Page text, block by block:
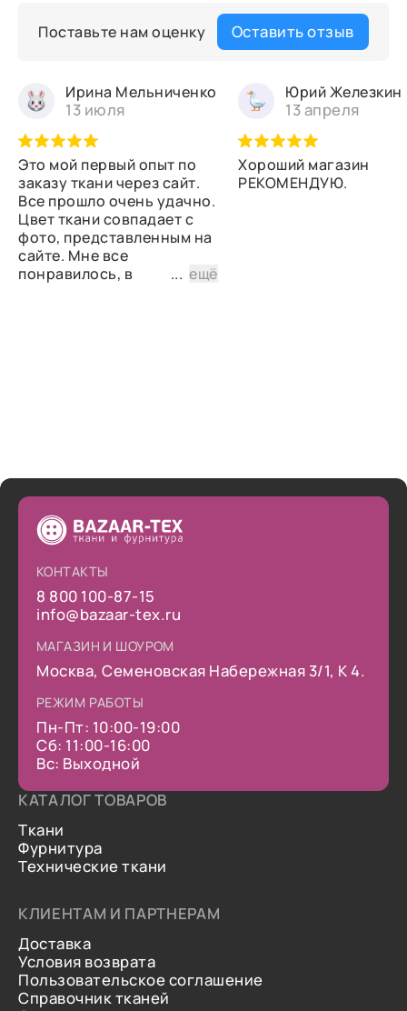
Поставьте нам оценку Оставить отзыв
Ирина Мельниченко
13 июля
Это мой первый опыт по
заказу ткани через сайт.
Все прошло очень удачно.
Цвет ткани совпадает с
фото, представленным на
сайте. Мне все
понравилось, в
...ещё
Юрий Железкин
13 апреля
Хороший магазин
РЕКОМЕНДУЮ.
КОНТАКТЫ
8 800 100-87-15
info@bazaar-tex.ru
МАГАЗИН И ШОУРОМ
Москва, Семеновская Набережная 3/1, К 4.
РЕЖИМ РАБОТЫ
Пн-Пт: 10:00-19:00
Сб: 11:00-16:00
Вс: Выходной
КАТАЛОГ ТОВАРОВ
Ткани
Фурнитура
Технические ткани
КЛИЕНТАМ И ПАРТНЕРАМ
Доставка
Условия возврата
Пользовательское соглашение
Справочник тканей